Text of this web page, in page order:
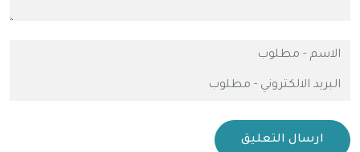
ارسال التعليق